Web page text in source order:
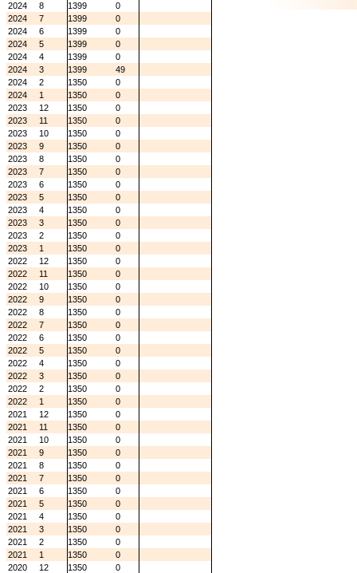
2024
8 1399
0
2024
7 1399
0
2024
6 1399
0
2024
5 1399
0
2024
4 1399
0
2024
3 1399
49
2024
2 1350
0
2024
1 1350
0
2023
12 1350
0
2023
11 1350
0
2023
10 1350
0
2023
9 1350
0
2023
8 1350
0
2023
7 1350
0
2023
6 1350
0
2023
5 1350
0
2023
4 1350
0
2023
3 1350
0
2023
2 1350
0
2023
1 1350
0
2022
12 1350
0
2022
11 1350
0
2022
10 1350
0
2022
9 1350
0
2022
8 1350
0
2022
7 1350
0
2022
6 1350
0
2022
5 1350
0
2022
4 1350
0
2022
3 1350
0
2022
2 1350
0
2022
1 1350
0
2021
12 1350
0
2021
11 1350
0
2021
10 1350
0
2021
9 1350
0
2021
8 1350
0
2021
7 1350
0
2021
6 1350
0
2021
5 1350
0
2021
4 1350
0
2021
3 1350
0
2021
2 1350
0
2021
1 1350
0
2020
12 1350
0